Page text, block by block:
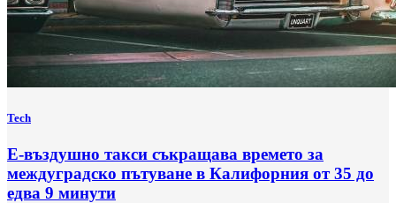
Tech
Е-въздушно такси съкращава времето за
междуградско пътуване в Калифорния от 35 до
едва 9 минути